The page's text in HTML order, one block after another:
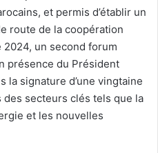
et permis d’établir un
route de la coopération
2024, un second forum
présence du Président
la signature d’une vingtaine
des secteurs clés tels que la
et les nouvelles